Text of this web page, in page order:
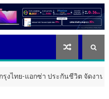
กซ่า ประกันชีวิต จัดงาน ERD